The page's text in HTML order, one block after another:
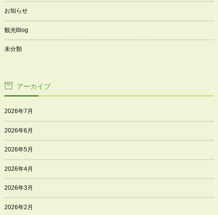
お知らせ
観光Blog
未分類
アーカイブ
2026年7月
2026年6月
2026年5月
2026年4月
2026年3月
2026年2月